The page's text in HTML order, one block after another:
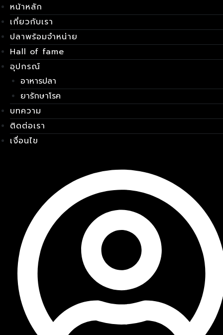
Skip
to
content
หน้าหลัก
เกี่ยวกับเรา
ปลาพร้อมจำหน่าย
Hall of fame
อุปกรณ์
อาหารปลา
ยารักษาโรค
บทความ
ติดต่อเรา
เงื่อนไข
เมนู